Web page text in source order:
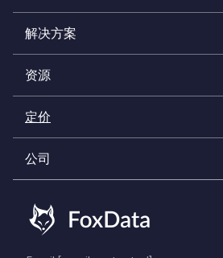
解决方案
资源
定价
公司